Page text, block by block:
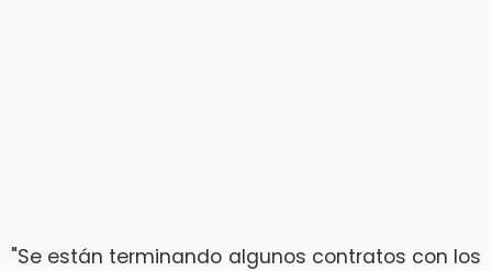
"Se están terminando algunos contratos con los